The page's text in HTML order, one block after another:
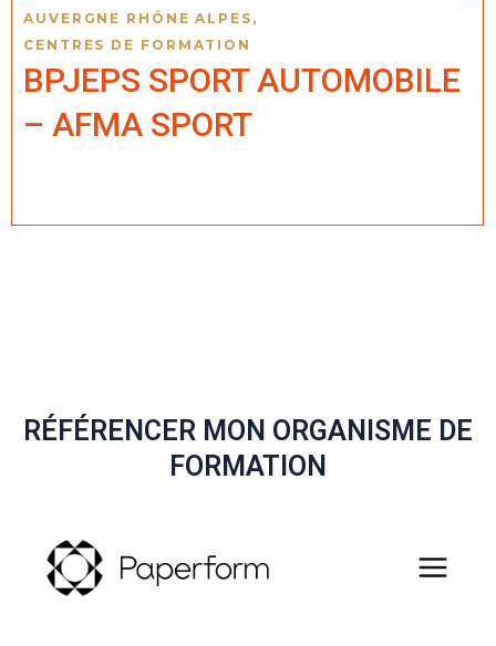
AUVERGNE RHÔNE ALPES ,
CENTRES DE FORMATION
BPJEPS SPORT AUTOMOBILE
– AFMA SPORT
RÉFÉRENCER MON ORGANISME DE
FORMATION